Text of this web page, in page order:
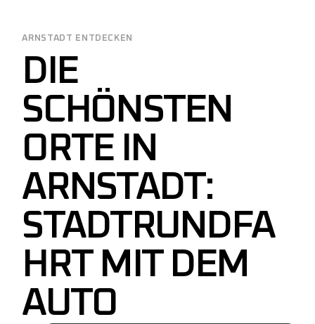
ARNSTADT ENTDECKEN
DIE
SCHÖNSTEN
ORTE IN
ARNSTADT:
STADTRUNDFA
HRT MIT DEM
AUTO